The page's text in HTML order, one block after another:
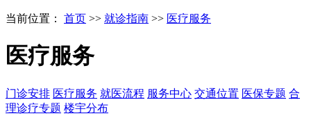
当前位置： 首页 >> 就诊指南 >> 医疗服务
医疗服务
门诊安排 医疗服务 就医流程 服务中心 交通位置 医保专题 合
理诊疗专题 楼宇分布